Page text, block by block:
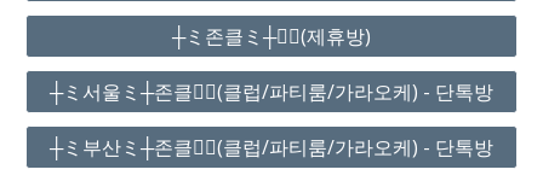
┼ミ존클ミ┼❤️‍🔥(제휴방)
┼ミ서울ミ┼존클❤️‍🔥(클럽/파티룸/가라오케) - 단톡방
┼ミ부산ミ┼존클❤️‍🔥(클럽/파티룸/가라오케) - 단톡방